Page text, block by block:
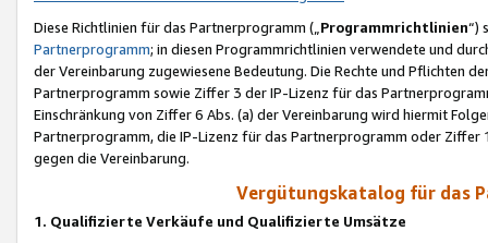
Diese Richtlinien für das Partnerprogramm („Programmrichtlinien“)
Partnerprogramm; in diesen Programmrichtlinien verwendete und
der Vereinbarung zugewiesene Bedeutung. Die Rechte und Pflichten
Partnerprogramm sowie Ziffer 3 der IP-Lizenz für das
Einschränkung von Ziffer 6 Abs. (a) der Vereinbarung wird hiermit
Partnerprogramm, die IP-Lizenz für das Partnerprogramm oder
gegen die Vereinbarung.
Vergütungskatalog für das
1. Qualifizierte Verkäufe und Qualifizierte Umsätze